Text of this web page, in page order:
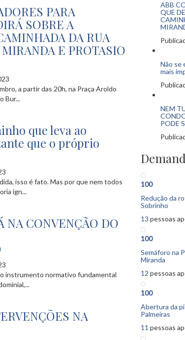
PARA
SOBRE A
DA RUA
E PROTASIO
a partir das 20h, na Praça Aroldo
Bur...
que leva ao
que o próprio
isso é fato. Mas por que nem todos
ign...
NA CONVENÇÃO DO
instrumento normativo fundamental
NA
ABB
QUE
Não se
mais
NEM
PODE
100
Redução da
Sobrinho
13 pessoas
100
Semáforo na
Miranda
12 pessoas
100
Abertura da
Palmeiras
11 pessoas